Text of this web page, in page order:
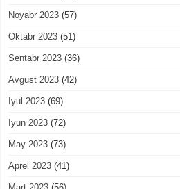
Noyabr 2023 (57)
Oktabr 2023 (51)
Sentabr 2023 (36)
Avgust 2023 (42)
Iyul 2023 (69)
Iyun 2023 (72)
May 2023 (73)
Aprel 2023 (41)